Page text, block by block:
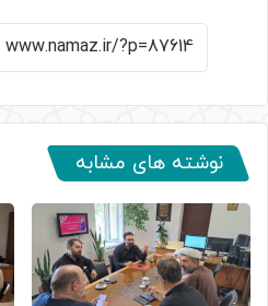
نوشته های مشابه